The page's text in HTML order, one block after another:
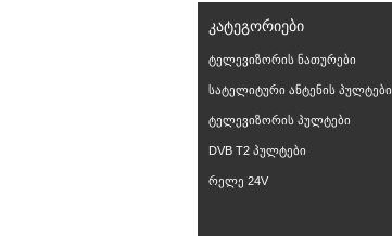
ᲙᲐᲢᲔᲒᲝᲠᲘᲔᲑᲘ
ტელევიზორის ნათურები
სატელიტური ანტენის პულტები
ტელევიზორის პულტები
DVB T2 პულტები
რელე 24V